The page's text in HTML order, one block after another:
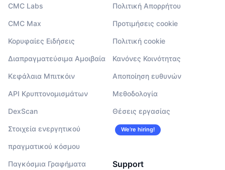
CMC Labs
CMC Max
Κορυφαίες Ειδήσεις
Διαπραγματεύσιμα Αμοιβαία
Κεφάλαια Μπιτκόιν
API Κρυπτονομισμάτων
DexScan
Στοιχεία ενεργητικού
πραγματικού κόσμου
Παγκόσμια Γραφήματα
Πολιτική Απορρήτου
Προτιμήσεις cookie
Πολιτική cookie
Κανόνες Κοινότητας
Αποποίηση ευθυνών
Μεθοδολογία
Θέσεις εργασίας
We’re hiring!
Support